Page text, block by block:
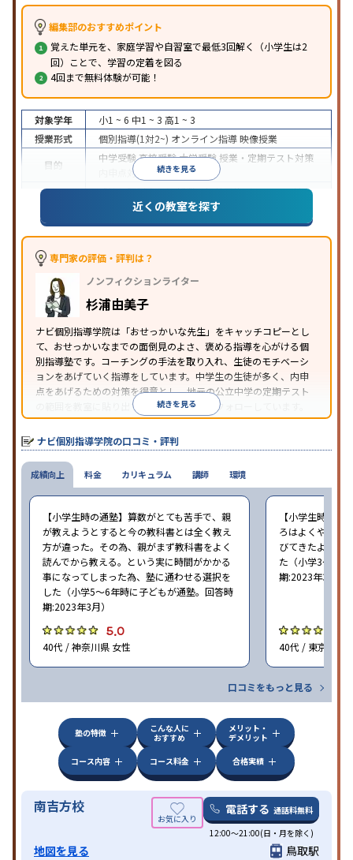
編集部のおすすめポイント
覚えた単元を、家庭学習や自習室で最低3回解く（小学生は2
回）ことで、学習の定着を図る
4回まで無料体験が可能！
続きを見る
対象学年 小1 ~ 6 中1 ~ 3 高1 ~ 3
授業形式
個別指導(1対2~) オンライン指導映像授業
目的
中学受験高校受験大学受験 授業・定期テスト対策
内申点対策
学習習慣の定着
成績保証制度あり授業の振替可能オンライン対応
1科目から受講可能季節講習のみの受講可
※2023年3月調査。小学校高学年の個別指導塾アンケート調査方法を参
近くの教室を探す
専門家の評価・評判は？
ノンフィクションライター
杉浦由美子
ナビ個別指導学院は「おせっかいな先生」をキャッチコピーとし
て、おせっかいなまでの面倒見のよさ、褒める指導を心がける個
別指導塾です。コーチングの手法を取り入れ、生徒のモチベーシ
ョンをあげていく指導をしています。中学生の生徒が多く、内申
点をあげるための対策を得意とし、地元の公立中学の定期テスト
の範囲を教室に貼り出すなど手厚く学習をフォローしています。
オリジナルテキストを使用しており、特に英語は各教科書に合わ
せたテキストを使った「先取り学習」で理解度を深められます。
続きを見る
ナビ個別指導学院の口コミ・評判
成績向上
【小学生時の通塾】算数がとても苦手で、親
が教えようとすると今の教科書とは全く教え
方が違った。その為、親がまず教科書をよく
読んでから教える。という実に時間がかかる
事になってしまった為、塾に通わせる選択を
した（小学5〜6年時に子どもが通塾。回答時
期:2023年3月）
5.0
40代 / 神奈川県 女性
【小学生時の通
ろはよくやり方
びてきたようで
た（小学3〜6年
期:2023年3月）
40代 / 東京都 女
口コミをもっと見る
料金 カリキュラム 講師 環境
塾の特徴
こんな人に
おすすめ
メリット・
デメリット
コース内容
コース料金 合格実績
南吉方校 電話する 通話料無料
12:00～21:00(日・月を除く)
地図を見る 鳥取駅